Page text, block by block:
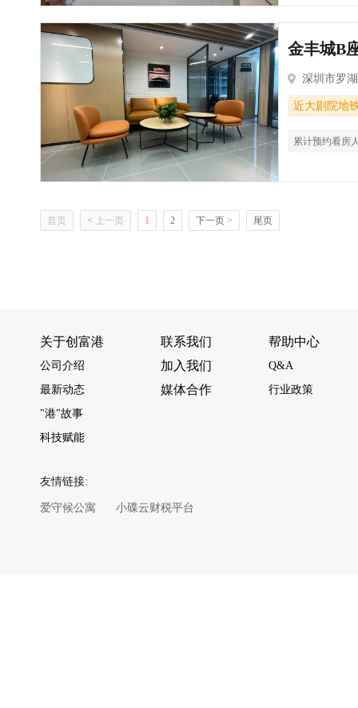
金丰城B
深圳市罗
近大剧院地
累计预约看房
首页 < 上一页 1 2 下一页 > 尾页
关于创富港
公司介绍
最新动态
"港"故事
科技赋能
联系我们
加入我们
媒体合作
帮助中心
Q&A
行业政策
友情链接:
爱守候公寓 小碟云财税平台